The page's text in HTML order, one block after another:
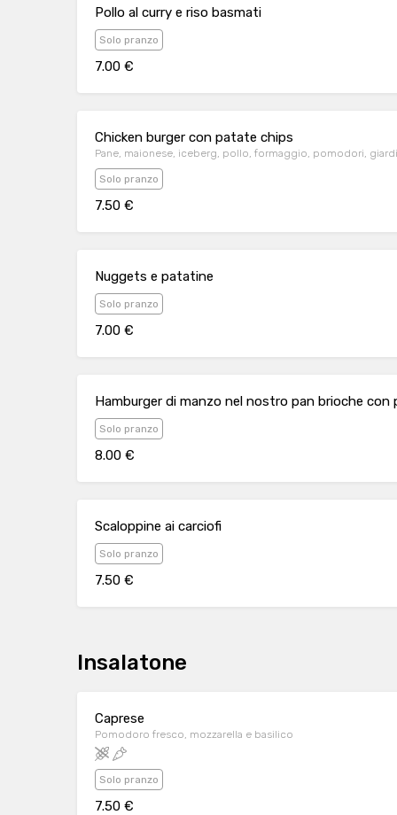
Pollo al curry e riso basmati
Solo pranzo
7.00 €
Chicken burger con patate chips
Pane, maionese, iceberg, pollo, formaggio, pomodori,
Solo pranzo
7.50 €
Nuggets e patatine
Solo pranzo
7.00 €
Hamburger di manzo nel nostro pan brioche con
Solo pranzo
8.00 €
Scaloppine ai carciofi
Solo pranzo
7.50 €
Insalatone
Caprese
Pomodoro fresco, mozzarella e basilico
Solo pranzo
7.50 €